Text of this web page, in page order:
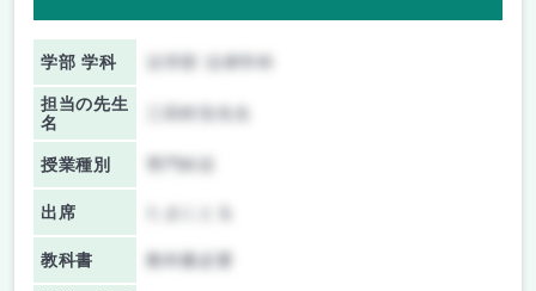
学部 学科
担当の先生
名
授業種別
出席
教科書 教科書必要